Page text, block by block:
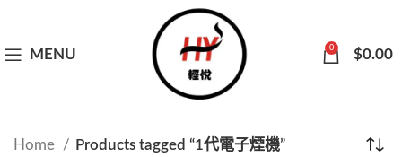
MENU 0 $0.00
Home Products tagged “1代電子煙機”